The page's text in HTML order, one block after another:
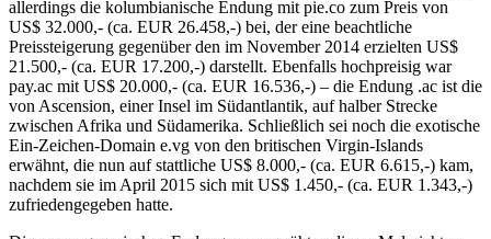
allerdings die kolumbianische Endung mit pie.co zum Preis von
US$ 32.000,- (ca. EUR 26.458,-) bei, der eine beachtliche
Preissteigerung gegenüber den im November 2014 erzielten US$
21.500,- (ca. EUR 17.200,-) darstellt. Ebenfalls hochpreisig war
pay.ac mit US$ 20.000​,- (ca. EUR 16.536,-) – die Endung .ac ist die
von Ascension, einer Insel im Südantlantik, auf halber Strecke
zwischen Afrika und Südamerika. Schließlich sei noch die exotische
Ein-Zeichen-Domain e.vg von den britischen Virgin-Islands
erwähnt, die nun auf stattliche US$ 8.000,- (ca. EUR 6.615,-) kam,
nachdem sie im April 2015 sich mit US$ 1.450,- (ca. EUR 1.343,-)
zufriedengegeben hatte.